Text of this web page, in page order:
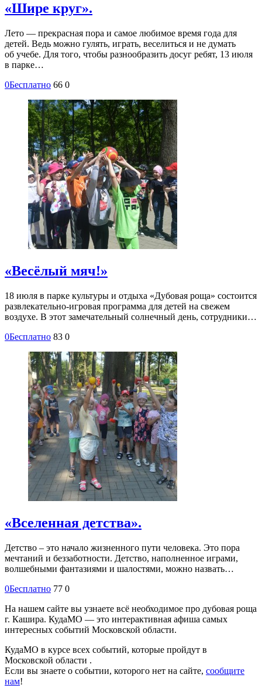
«Шире круг».
Лето — прекрасная пора и самое любимое время года для
детей. Ведь можно гулять, играть, веселиться и не думать
об учебе. Для того, чтобы разнообразить досуг ребят, 13 июля
в парке…
0Бесплатно 66 0
«Весёлый мяч!»
18 июля в парке культуры и отдыха «Дубовая роща» состоится
развлекательно-игровая программа для детей на свежем
воздухе. В этот замечательный солнечный день, сотрудники…
0Бесплатно 83 0
«Вселенная детства».
Детство – это начало жизненного пути человека. Это пора
мечтаний и беззаботности. Детство, наполненное играми,
волшебными фантазиями и шалостями, можно назвать…
0Бесплатно 77 0
На нашем сайте вы узнаете всё необходимое про дубовая роща
г. Кашира. КудаМО — это интерактивная афиша самых
интересных событий Московской области.
КудаМО в курсе всех событий, которые пройдут в
Московской области .
Если вы знаете о событии, которого нет на сайте, сообщите
нам!